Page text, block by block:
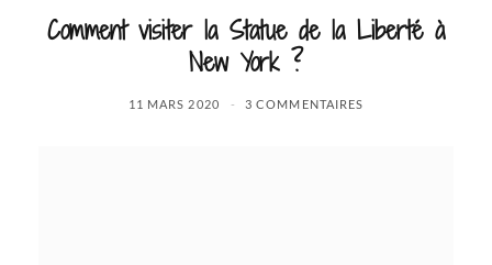
Comment visiter la Statue de la Liberté à
New York ?
11 MARS 2020 3 COMMENTAIRES